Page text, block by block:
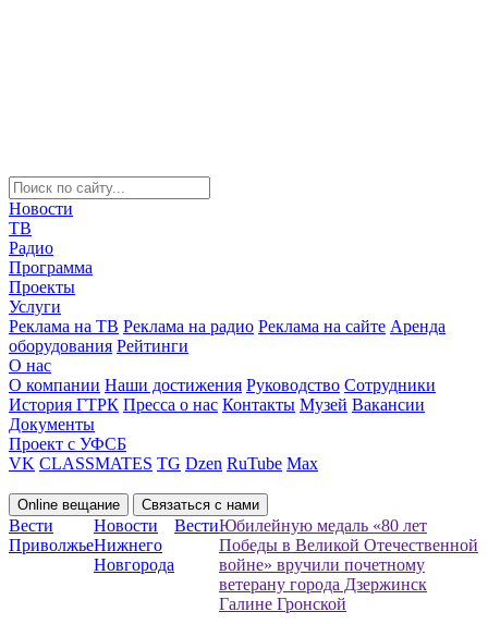
Новости
ТВ
Радио
Программа
Проекты
Услуги
Реклама на ТВ Реклама на радио Реклама на сайте Аренда
оборудования Рейтинги
О нас
О компании Наши достижения Руководство Сотрудники
История ГТРК Пресса о нас Контакты Музей Вакансии
Документы
Проект с УФСБ
VK CLASSMATES TG Dzen RuTube Max
Online вещание Связаться с нами
Вести
Приволжье
Новости
Нижнего
Новгорода
ВестиЮбилейную медаль «80 лет
Победы в Великой Отечественной
войне» вручили почетному
ветерану города Дзержинск
Галине Гронской